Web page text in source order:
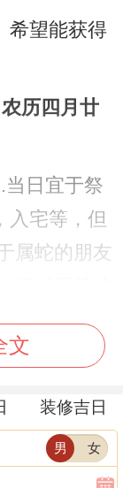
希望能获得
历四月廿
日宜于祭
入宅等，但
属蛇的朋友
势较佳，
农历四月廿
是一个宜忌
文
装修吉日
男 女